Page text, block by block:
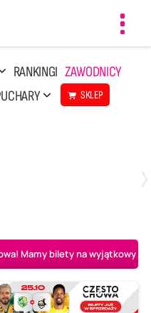
RANKINGI ZAWODNICY
SKLEP
Mamy bilety na wyjątkowy